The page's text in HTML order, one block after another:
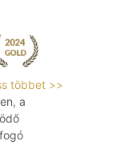
többet >>
a